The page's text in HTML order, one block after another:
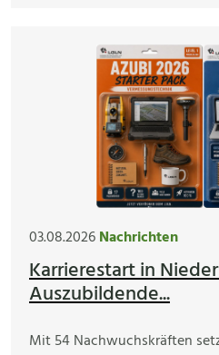
03.08.2026Nachrichten
Karrierestart in
Auszubildende...
Mit 54 Nachwuchskräften